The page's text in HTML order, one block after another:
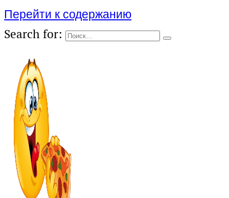
Перейти к содержанию
Search for: